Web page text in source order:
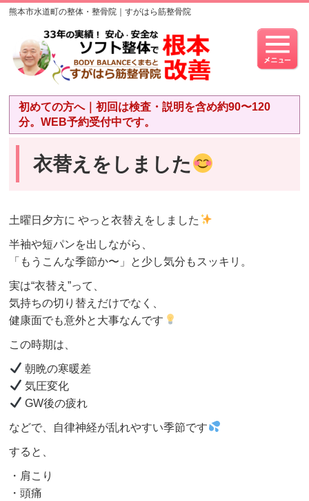
熊本市水道町の整体・整骨院｜すがはら筋整骨院
初めての方へ｜初回は検査・説明を含め約90〜120
分。WEB予約受付中です。
衣替えをしました
土曜日夕方に やっと衣替えをしました
半袖や短パンを出しながら、
「もうこんな季節か〜」と少し気分もスッキリ。
実は“衣替え”って、
気持ちの切り替えだけでなく、
健康面でも意外と大事なんです
この時期は、
朝晩の寒暖差
気圧変化
GW後の疲れ
などで、自律神経が乱れやすい季節です
すると、
・肩こり
・頭痛